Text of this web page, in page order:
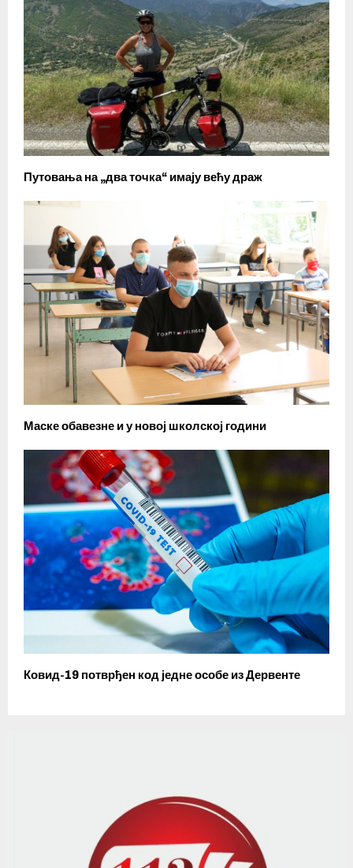
Путовања на „два точка“ имају већу драж
Маске обавезне и у новој школској години
Ковид-19 потврђен код једне особе из Дервенте